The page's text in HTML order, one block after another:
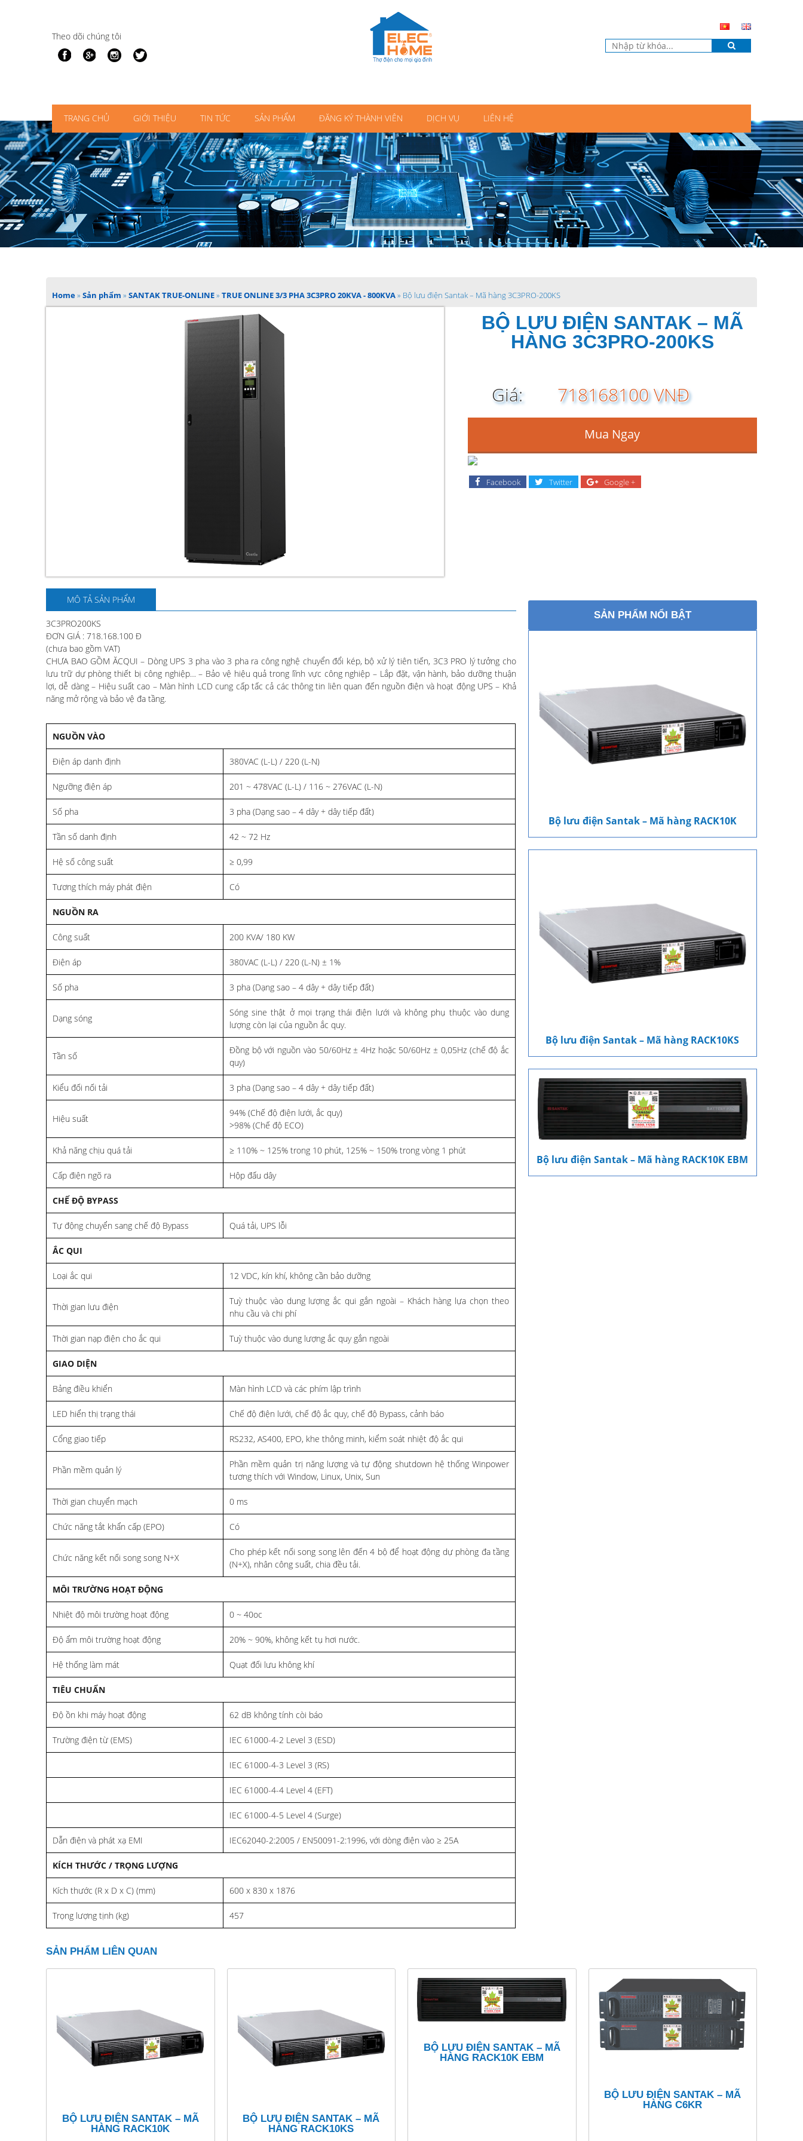
Theo dõi chúng tôi
TRANG CHỦ GIỚI THIỆU TIN TỨC SẢN PHẨM ĐĂNG KÝ THÀNH VIÊN DỊCH VỤ LIÊN HỆ
Home» Sản phẩm » SANTAK TRUE-ONLINE» TRUE ONLINE 3/3 PHA 3C3PRO 20KVA - 800KVA» Bộ lưu điện Santak – Mã hàng 3C3PRO-200KS
BỘ LƯU ĐIỆN SANTAK – MÃ
HÀNG 3C3PRO-200KS
Giá: 718168100 VNĐ
Mua Ngay
Facebook Twitter Google +
MÔ TẢ SẢN PHẨM
3C3PRO200KS
ĐƠN GIÁ : 718.168.100 Đ
(chưa bao gồm VAT)
CHƯA BAO GỒM ĂCQUI – Dòng UPS 3 pha vào 3 pha ra công nghệ chuyển đổi kép, bộ xử lý tiên tiến, 3C3 PRO lý tưởng cho
lưu trữ dự phòng thiết bị công nghiệp… – Bảo vệ hiệu quả trong lĩnh vực công nghiệp – Lắp đặt, vận hành, bảo dưỡng thuận
lợi, dễ dàng – Hiệu suất cao – Màn hình LCD cung cấp tấc cả các thông tin liên quan đến nguồn điện và hoạt động UPS – Khả
năng mở rộng và bảo vệ đa tầng.
NGUỒN VÀO
Điện áp danh định 380VAC (L-L) / 220 (L-N)
Ngưỡng điện áp 201 ~ 478VAC (L-L) / 116 ~ 276VAC (L-N)
Số pha 3 pha (Dạng sao – 4 dây + dây tiếp đất)
Tần số danh định 42 ~ 72 Hz
Hệ số công suất ≥ 0,99
Tương thích máy phát điện Có
NGUỒN RA
Công suất 200 KVA/ 180 KW
Điện áp 380VAC (L-L) / 220 (L-N) ± 1%
Số pha 3 pha (Dạng sao – 4 dây + dây tiếp đất)
Dạng sóng
Sóng sine thật ở mọi trạng thái điện lưới và không phụ thuộc vào dung
lượng còn lại của nguồn ắc quy.
Tần số
Đồng bộ với nguồn vào 50/60Hz ± 4Hz hoặc 50/60Hz ± 0,05Hz (chế độ ắc
quy)
Kiểu đối nối tải 3 pha (Dạng sao – 4 dây + dây tiếp đất)
Hiệu suất
94% (Chế độ điện lưới, ắc quy)
>98% (Chế độ ECO)
Khả năng chịu quá tải ≥ 110% ~ 125% trong 10 phút, 125% ~ 150% trong vòng 1 phút
Cấp điện ngõ ra Hộp đấu dây
CHẾ ĐỘ BYPASS
Tự động chuyển sang chế độ Bypass Quá tải, UPS lỗi
ẮC QUI
Loại ắc qui 12 VDC, kín khí, không cần bảo dưỡng
Thời gian lưu điện
Tuỳ thuộc vào dung lượng ắc qui gắn ngoài – Khách hàng lựa chọn theo
nhu cầu và chi phí
Thời gian nạp điện cho ắc qui Tuỳ thuộc vào dung lượng ắc quy gắn ngoài
GIAO DIỆN
Bảng điều khiển Màn hình LCD và các phím lập trình
LED hiển thị trạng thái Chế độ điện lưới, chế độ ắc quy, chế độ Bypass, cảnh báo
Cổng giao tiếp RS232, AS400, EPO, khe thông minh, kiểm soát nhiệt độ ắc qui
Phần mềm quản lý
Phần mềm quản trị năng lượng và tự động shutdown hệ thống Winpower
tương thích với Window, Linux, Unix, Sun
Thời gian chuyển mạch 0 ms
Chức năng tắt khẩn cấp (EPO) Có
Chức năng kết nối song song N+X
Cho phép kết nối song song lên đến 4 bộ để hoạt động dự phòng đa tầng
(N+X), nhân công suất, chia đều tải.
MÔI TRƯỜNG HOẠT ĐỘNG
Nhiệt độ môi trường hoạt động 0 ~ 40oc
Độ ẩm môi trường hoạt động 20% ~ 90%, không kết tụ hơi nước.
Hệ thống làm mát Quạt đối lưu không khí
TIÊU CHUẨN
Độ ồn khi máy hoạt động 62 dB không tính còi báo
Trường điện từ (EMS) IEC 61000-4-2 Level 3 (ESD)
IEC 61000-4-3 Level 3 (RS)
IEC 61000-4-4 Level 4 (EFT)
IEC 61000-4-5 Level 4 (Surge)
Dẫn điện và phát xạ EMI IEC62040-2:2005 / EN50091-2:1996, với dòng điện vào ≥ 25A
KÍCH THƯỚC / TRỌNG LƯỢNG
Kích thước (R x D x C) (mm) 600 x 830 x 1876
Trọng lượng tịnh (kg) 457
SẢN PHẨM NỔI BẬT
Bộ lưu điện Santak – Mã hàng RACK10K
Bộ lưu điện Santak – Mã hàng RACK10KS
Bộ lưu điện Santak – Mã hàng RACK10K EBM
SẢN PHẨM LIÊN QUAN
BỘ LƯU ĐIỆN SANTAK – MÃ
HÀNG RACK10K
BỘ LƯU ĐIỆN SANTAK – MÃ
HÀNG RACK10KS
BỘ LƯU ĐIỆN SANTAK – MÃ
HÀNG RACK10K EBM
BỘ LƯU ĐIỆN SANTAK – MÃ
HÀNG C6KR